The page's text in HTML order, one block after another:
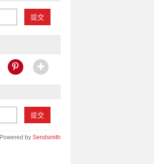
提交
提交
Powered by Sendsmith